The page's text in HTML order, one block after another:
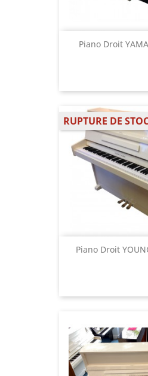
Piano Droit
Piano Droit
RUPTURE DE